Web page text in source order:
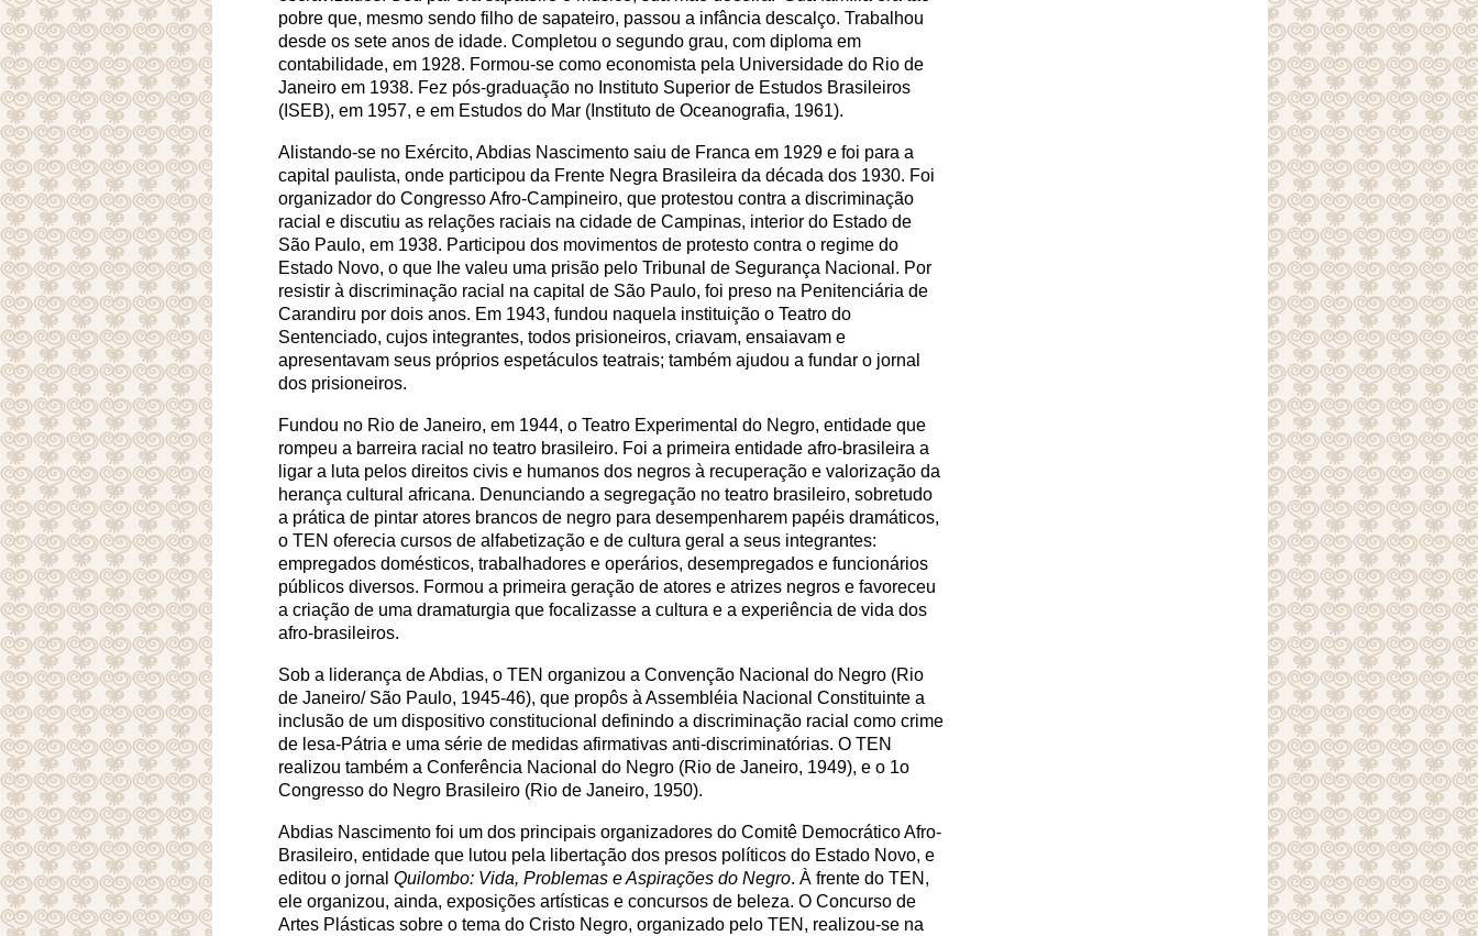
pobre que, mesmo sendo filho de sapateiro, passou a infância descalço. Trabalhou
desde os sete anos de idade. Completou o segundo grau, com diploma em
contabilidade, em 1928. Formou-se como economista pela Universidade do Rio de
Janeiro em 1938. Fez pós-graduação no Instituto Superior de Estudos Brasileiros
(ISEB), em 1957, e em Estudos do Mar (Instituto de Oceanografia, 1961).
Alistando-se no Exército, Abdias Nascimento saiu de Franca em 1929 e foi para a
capital paulista, onde participou da Frente Negra Brasileira da década dos 1930. Foi
organizador do Congresso Afro-Campineiro, que protestou contra a discriminação
racial e discutiu as relações raciais na cidade de Campinas, interior do Estado de
São Paulo, em 1938. Participou dos movimentos de protesto contra o regime do
Estado Novo, o que lhe valeu uma prisão pelo Tribunal de Segurança Nacional. Por
resistir à discriminação racial na capital de São Paulo, foi preso na Penitenciária de
Carandiru por dois anos. Em 1943, fundou naquela instituição o Teatro do
Sentenciado, cujos integrantes, todos prisioneiros, criavam, ensaiavam e
apresentavam seus próprios espetáculos teatrais; também ajudou a fundar o jornal
dos prisioneiros.
Fundou no Rio de Janeiro, em 1944, o Teatro Experimental do Negro, entidade que
rompeu a barreira racial no teatro brasileiro. Foi a primeira entidade afro-brasileira a
ligar a luta pelos direitos civis e humanos dos negros à recuperação e valorização da
herança cultural africana. Denunciando a segregação no teatro brasileiro, sobretudo
a prática de pintar atores brancos de negro para desempenharem papéis dramáticos,
o TEN oferecia cursos de alfabetização e de cultura geral a seus integrantes:
empregados domésticos, trabalhadores e operários, desempregados e funcionários
públicos diversos. Formou a primeira geração de atores e atrizes negros e favoreceu
a criação de uma dramaturgia que focalizasse a cultura e a experiência de vida dos
afro-brasileiros.
Sob a liderança de Abdias, o TEN organizou a Convenção Nacional do Negro (Rio
de Janeiro/ São Paulo, 1945-46), que propôs à Assembléia Nacional Constituinte a
inclusão de um dispositivo constitucional definindo a discriminação racial como crime
de lesa-Pátria e uma série de medidas afirmativas anti-discriminatórias. O TEN
realizou também a Conferência Nacional do Negro (Rio de Janeiro, 1949), e o 1o
Congresso do Negro Brasileiro (Rio de Janeiro, 1950).
Abdias Nascimento foi um dos principais organizadores do Comitê Democrático Afro-
Brasileiro, entidade que lutou pela libertação dos presos políticos do Estado Novo, e
editou o jornal Quilombo: Vida, Problemas e Aspirações do Negro. À frente do TEN,
ele organizou, ainda, exposições artísticas e concursos de beleza. O Concurso de
Artes Plásticas sobre o tema do Cristo Negro, organizado pelo TEN, realizou-se na